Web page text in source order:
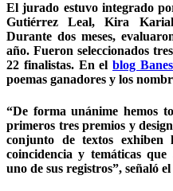
El jurado estuvo integrado
Gutiérrez Leal, Kira
Durante dos meses,
año. Fueron seleccionados
22 finalistas. En el blog
poemas ganadores y los
“De forma unánime hemos
primeros tres premios y
conjunto de textos exhiben
coincidencia y temáticas
uno de sus registros”, señaló